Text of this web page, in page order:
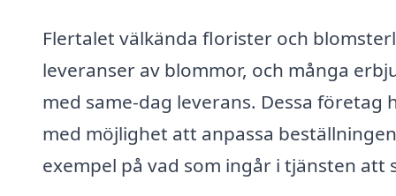
Flertalet välkända florister och
leveranser av blommor, och många
med same-dag leverans. Dessa
med möjlighet att anpassa
exempel på vad som ingår i tjänsten att